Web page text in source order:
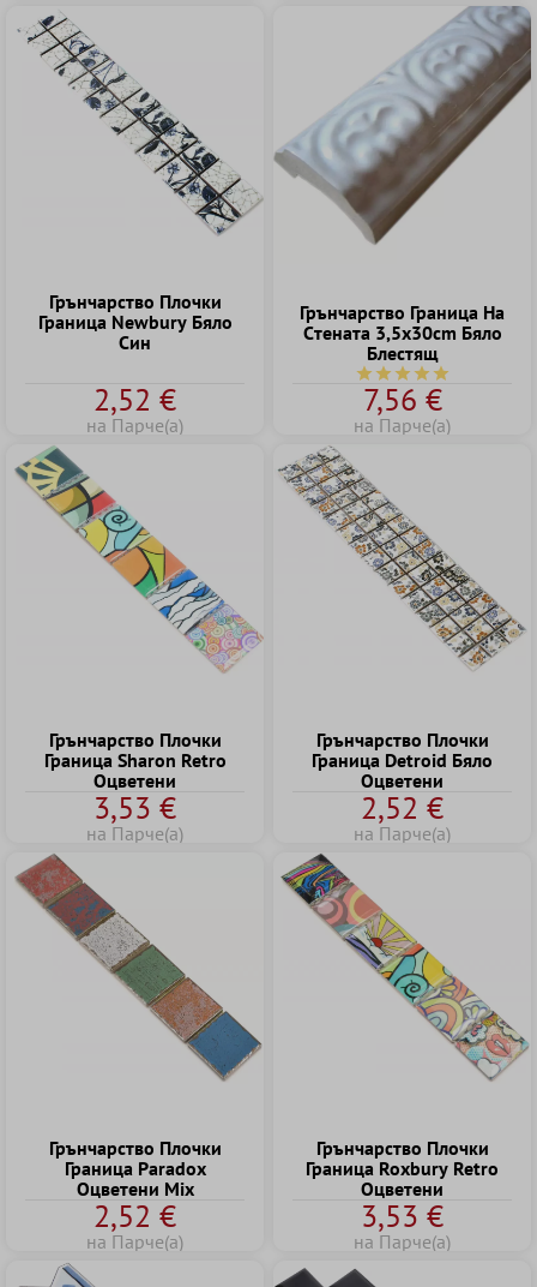
Грънчарство Плочки
Граница Newbury Бяло
Син
2,52 €
на Парче(а)
Грънчарство Граница Hа
Cтената 3,5x30cm Бяло
Блестящ
Средна оценка за 5
7,56 €
на Парче(а)
Грънчарство Плочки
Граница Sharon Retro
Оцветени
3,53 €
на Парче(а)
Грънчарство Плочки
Граница Detroid Бяло
Оцветени
2,52 €
на Парче(а)
Грънчарство Плочки
Граница Paradox
Оцветени Mix
2,52 €
на Парче(а)
Грънчарство Плочки
Граница Roxbury Retro
Оцветени
3,53 €
на Парче(а)